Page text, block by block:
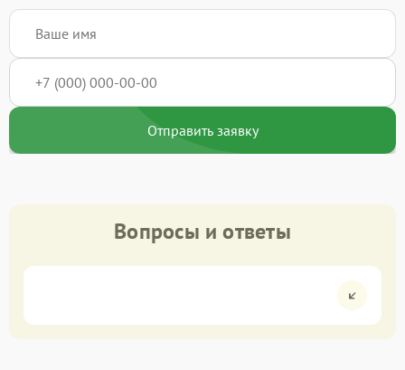
Отправить заявку
Вопросы и ответы